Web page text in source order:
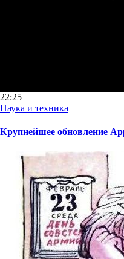
22:25
Наука и техника
Крупнейшее обновление